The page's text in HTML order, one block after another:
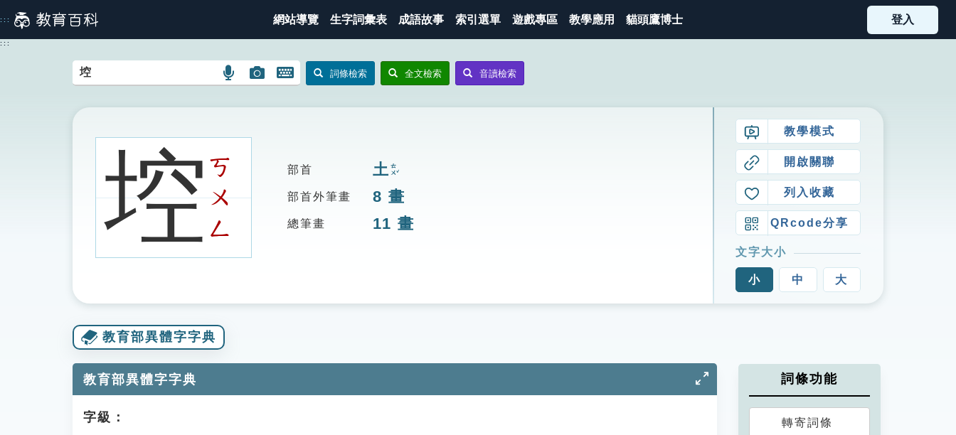
到
主
::: 網站導覽 生字詞彙表 成語故事 索引選單 遊戲專區 教學應用 貓頭鷹博士 登入
:::
語
搜
圖
示
圖
搜
開
鍵
詞條檢索 全文檢索 音讀檢索
埪ㄎ
ㄨ
ㄥ
部首 土ㄊㄨˇ
部首外筆畫 8 畫
總筆畫 11 畫
教學模式
開啟關聯
列入收藏
QRcode分享
文字大小
小 中 大
教育部異體字字典
教育部異體字字典
字級：
詞條功能
轉寄詞條